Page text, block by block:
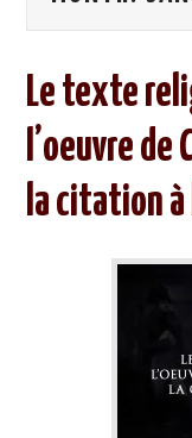
POLITIQUE
Le texte
l’oeuvre de
la citation